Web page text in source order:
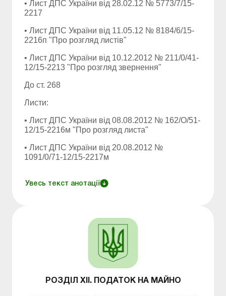
• Лист ДПС України від 28.02.12 № 5773/7/15-
2217
• Лист ДПС України від 11.05.12 № 8184/6/15-
2216п "Про розгляд листів"
• Лист ДПС України від 10.12.2012 № 211/0/41-
12/15-2213 "Про розгляд звернення"
До ст. 268
Листи:
• Лист ДПС України від 08.08.2012 № 162/О/51-
12/15-2216м "Про розгляд листа"
• Лист ДПС України від 20.08.2012 №
1091/0/71-12/15-2217м
Увесь текст анотації
РОЗДІЛ XII. ПОДАТОК НА МАЙНО